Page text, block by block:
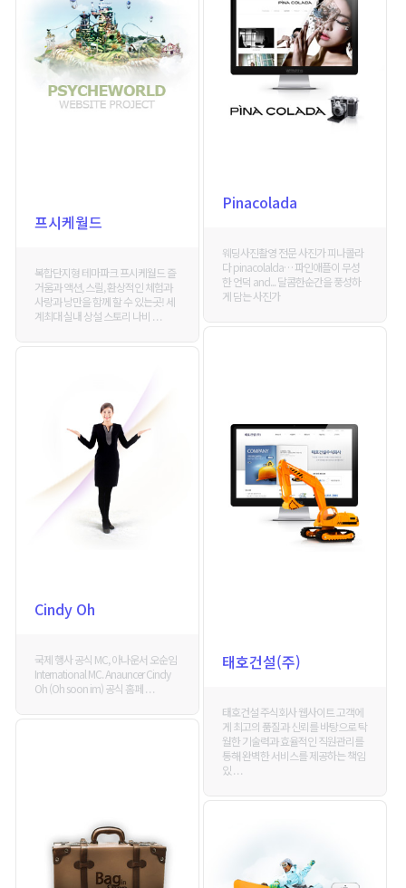
프시케월드
복합단지형 테마파크 프시케월드 즐
거움과 액션, 스릴, 환상적인 체험과
사랑과 낭만을 함께 할 수 있는곳! 세
계최대 실내 상설 스토리 나비 . . .
Pinacolada
웨딩사진촬영 전문 사진가 피나콜라
다 pinacolalda… 파인애플이 무성
한 언덕 and... 달콤한순간을 풍성하
게 담는 사진가
태호건설(주)
태호건설 주식회사 웹사이트 고객에
게 최고의 품질과 신뢰를 바탕으로 탁
월한 기술력과 효율적인 직원관리를
통해 완벽한 서비스를 제공하는 책임
있 . . .
Cindy Oh
국제 행사 공식 MC, 아나운서 오순임
International MC. Anauncer Cindy
Oh (Oh soon im) 공식 홈페 . . .